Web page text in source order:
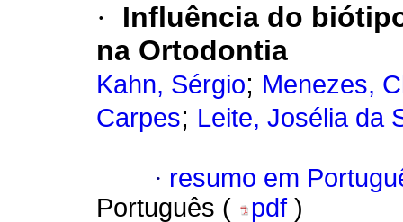
·
Influência do
na Ortodontia
Kahn, Sérgio; Menezes,
Carpes; Leite, Josélia da
· resumo em
Português (
pdf )